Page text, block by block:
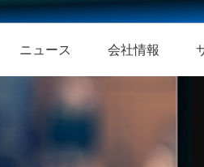
ニュース 会社情報